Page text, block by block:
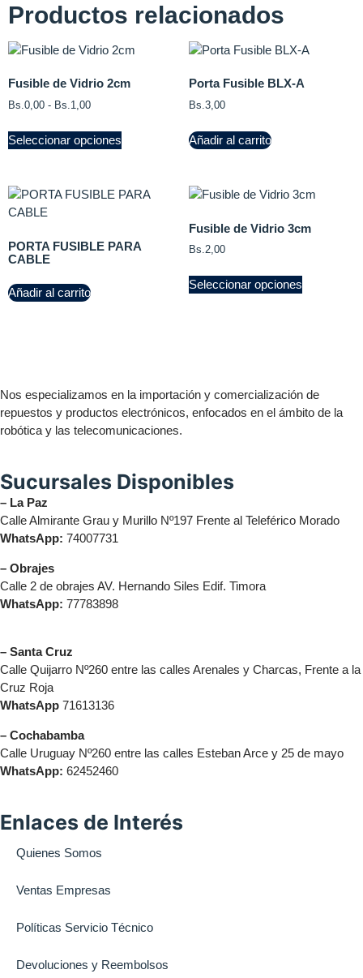
Productos relacionados
Fusible de Vidrio 2cm
Bs. 0,00 - Bs. 1,00
Seleccionar opciones
Porta Fusible BLX-A
Bs. 3,00
Añadir al carrito
PORTA FUSIBLE PARA
CABLE
Añadir al carrito
Fusible de Vidrio 3cm
Bs.2,00
Seleccionar opciones
Nos especializamos en la importación y comercialización de
repuestos y productos electrónicos, enfocados en el ámbito de la
robótica y las telecomunicaciones.
Sucursales Disponibles
– La Paz
Calle Almirante Grau y Murillo Nº197 Frente al Teleférico Morado
WhatsApp: 74007731
– Obrajes
Calle 2 de obrajes AV. Hernando Siles Edif. Timora
WhatsApp: 77783898
– Santa Cruz
Calle Quijarro Nº260 entre las calles Arenales y Charcas, Frente a la
Cruz Roja
WhatsApp 71613136
– Cochabamba
Calle Uruguay Nº260 entre las calles Esteban Arce y 25 de mayo
WhatsApp: 62452460
Enlaces de Interés
Quienes Somos
Ventas Empresas
Políticas Servicio Técnico
Devoluciones y Reembolsos